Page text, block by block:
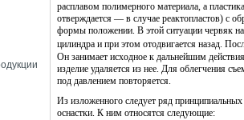
расплавом полимерного материала, а
отверждается — в случае реактопластов) с
формы положении. В этой ситуации червяк
цилиндра и при этом отодвигается назад.
Он занимает исходное к дальнейшим
изделие удаляется из нее. Для облегчения
под давлением повторяется.
Из изложенного следует ряд
оснастки. К ним относятся следующие: